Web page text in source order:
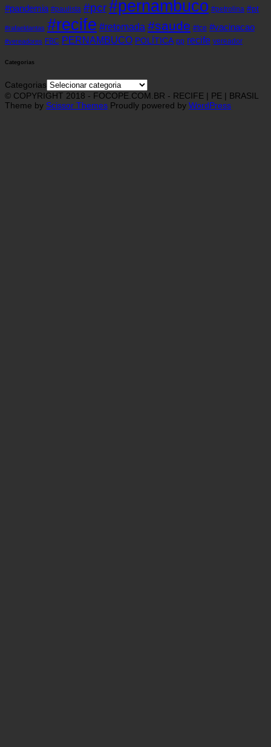
#pandemia #paulista #pcr#pernambuco #petrolina #pt
#rafaeldantas #recife #retomada #saude #tce #vacinacao
#vereadores FBC PERNAMBUCO POLÍTICA pp recife vereador
Categorias
Categorias
© COPYRIGHT 2018 - FOCOPE.COM.BR - RECIFE | PE | BRASIL
Theme by Scissor Themes Proudly powered by WordPress